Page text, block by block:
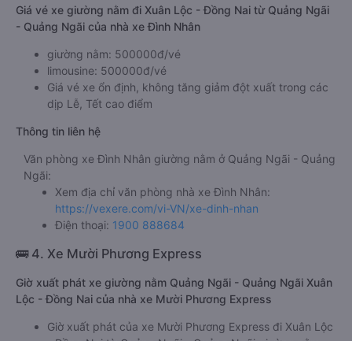
Giá vé xe giường nằm đi Xuân Lộc - Đồng Nai từ Quảng Ngãi
- Quảng Ngãi của nhà xe Đình Nhân
giường nằm: 500000đ/vé
limousine: 500000đ/vé
Giá vé xe ổn định, không tăng giảm đột xuất trong các
dịp Lễ, Tết cao điểm
Thông tin liên hệ
Văn phòng xe Đình Nhân giường nằm ở Quảng Ngãi - Quảng
Ngãi:
Xem địa chỉ văn phòng nhà xe Đình Nhân:
https://vexere.com/vi-VN/xe-dinh-nhan
Điện thoại: 1900 888684
🚌 4. Xe Mười Phương Express
Giờ xuất phát xe giường nằm Quảng Ngãi - Quảng Ngãi Xuân
Lộc - Đồng Nai của nhà xe Mười Phương Express
Giờ xuất phát của xe Mười Phương Express đi Xuân Lộc